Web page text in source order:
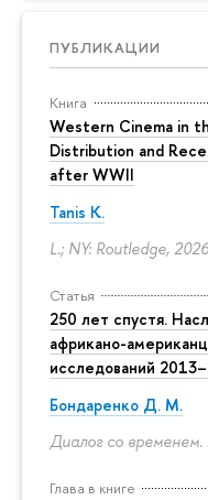
ПУБЛИКАЦИИ
Книга
Western Cinema in
Distribution and
after WWII
Tanis K.
L.; NY: Routledge,
Статья
250 лет спустя.
африкано-
исследований
Бондаренко Д. М.
Диалог со
Глава в книге